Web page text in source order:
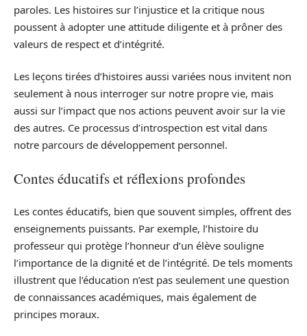
paroles. Les histoires sur l’injustice et la critique nous
poussent à adopter une attitude diligente et à prôner des
valeurs de respect et d’intégrité.
Les leçons tirées d’histoires aussi variées nous invitent non
seulement à nous interroger sur notre propre vie, mais
aussi sur l’impact que nos actions peuvent avoir sur la vie
des autres. Ce processus d’introspection est vital dans
notre parcours de développement personnel.
Contes éducatifs et réflexions profondes
Les contes éducatifs, bien que souvent simples, offrent des
enseignements puissants. Par exemple, l’histoire du
professeur qui protège l’honneur d’un élève souligne
l’importance de la dignité et de l’intégrité. De tels moments
illustrent que l’éducation n’est pas seulement une question
de connaissances académiques, mais également de
principes moraux.